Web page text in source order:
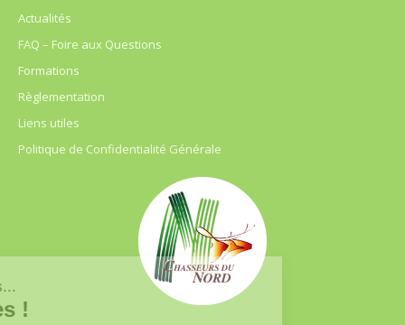
Actualités
FAQ – Foire aux Questions
Formations
Règlementation
Liens utiles
Politique de Confidentialité Générale